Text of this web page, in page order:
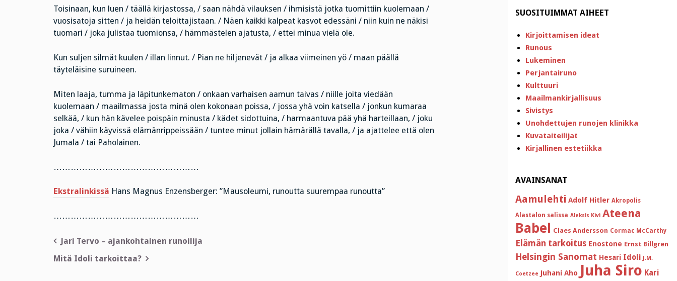
Toisinaan, kun luen / täällä kirjastossa, / saan nähdä vilauksen / ihmisistä jotka tuomittiin kuolemaan /
vuosisatoja sitten / ja heidän teloittajistaan. / Näen kaikki kalpeat kasvot edessäni / niin kuin ne näkisi
tuomari / joka julistaa tuomionsa, / hämmästelen ajatusta, / ettei minua vielä ole.
Kun suljen silmät kuulen / illan linnut. / Pian ne hiljenevät / ja alkaa viimeinen yö / maan päällä
täyteläisine suruineen.
Miten laaja, tumma ja läpitunkematon / onkaan varhaisen aamun taivas / niille joita viedään
kuolemaan / maailmassa josta minä olen kokonaan poissa, / jossa yhä voin katsella / jonkun kumaraa
selkää, / kun hän kävelee poispäin minusta / kädet sidottuina, / harmaantuva pää yhä harteillaan, / joku
joka / vähiin käyvissä elämänrippeissään / tuntee minut jollain hämärällä tavalla, / ja ajattelee että olen
Jumala / tai Paholainen.
……………………………………………
Ekstralinkissä Hans Magnus Enzensberger: ”Mausoleumi, runoutta suurempaa runoutta”
……………………………………………
Artikkelien
selaus
Jari Tervo – ajankohtainen runoilija
Mitä Idoli tarkoittaa?
SUOSITUIMMAT AIHEET
Kirjoittamisen ideat
Runous
Lukeminen
Perjantairuno
Kulttuuri
Maailmankirjallisuus
Sivistys
Unohdettujen runojen klinikka
Kuvataiteilijat
Kirjallinen estetiikka
AVAINSANAT
Aamulehti Adolf Hitler Akropolis
Alastalon salissa Aleksis Kivi Ateena
Babel Claes Andersson Cormac McCarthy
Elämän tarkoitus Enostone Ernst Billgren
Helsingin Sanomat Hesari Idoli J.M.
Coetzee Juhani Aho Juha Siro Kari